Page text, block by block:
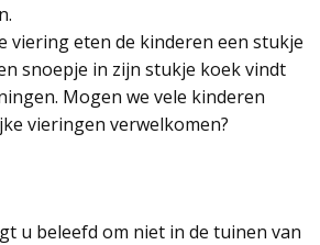
viering eten de kinderen een stukje
snoepje in zijn stukje koek vindt
Mogen we vele kinderen
vieringen verwelkomen?
u beleefd om niet in de tuinen van